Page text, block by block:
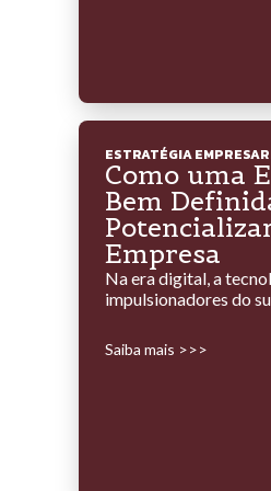
ESTRATÉGIA
Como uma
Bem
Empresa
Na era digital, a
impulsionadores do
Saiba mais >>>